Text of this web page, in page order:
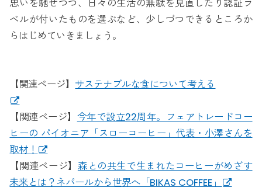
思いを馳せつつ、日々の生活の無駄を見直したり認証ラ
ベルが付いたものを選ぶなど、少しづつできるところか
らはじめていきましょう。
【関連ページ】 サステナブルな食について考える
【関連ページ】 今年で設立22周年。フェアトレードコー
ヒーの パイオニア「スローコーヒー」代表・小澤さんを
取材！
【関連ページ】 森との共生で生まれたコーヒーがめざす
未来とは？ネパールから世界へ「BIKAS COFFEE」